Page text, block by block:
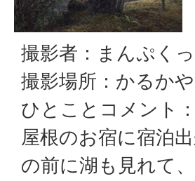
撮影者：まんぷくっ
撮影場所：かるかや
ひとことコメント
屋根のお宿に宿泊
の前に湖も見れて